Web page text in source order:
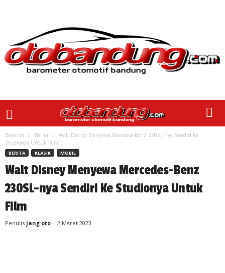
Beranda Berita
Walt Disney Menyewa Mercedes-Benz 230SL-nya Sendiri Ke
Studionya Untuk Film
BERITA KLASIK MOBIL
Walt Disney Menyewa Mercedes-Benz
230SL-nya Sendiri Ke Studionya Untuk
Film
Penulis jang oto - 2 Maret 2023